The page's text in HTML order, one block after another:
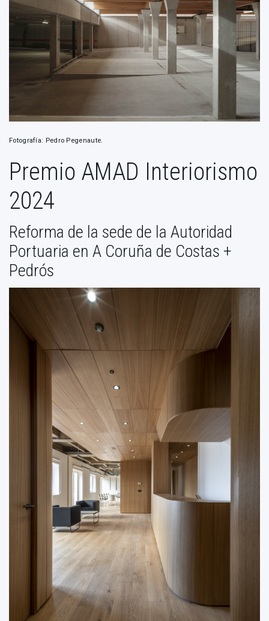
Fotografía: Pedro Pegenaute.
Premio AMAD Interiorismo
2024
Reforma de la sede de la Autoridad
Portuaria en A Coruña de Costas +
Pedrós